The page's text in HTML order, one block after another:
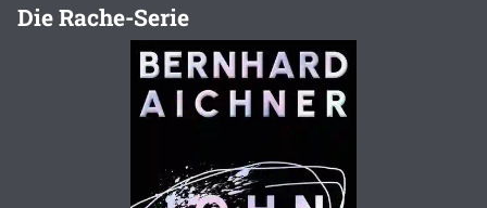
Die Rache-Serie